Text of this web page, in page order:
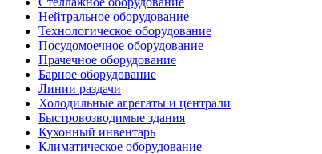
Нейтральное оборудование
Технологическое оборудование
Посудомоечное оборудование
Прачечное оборудование
Барное оборудование
Линии раздачи
Холодильные агрегаты и централи
Быстровозводимые здания
Кухонный инвентарь
Климатическое оборудование